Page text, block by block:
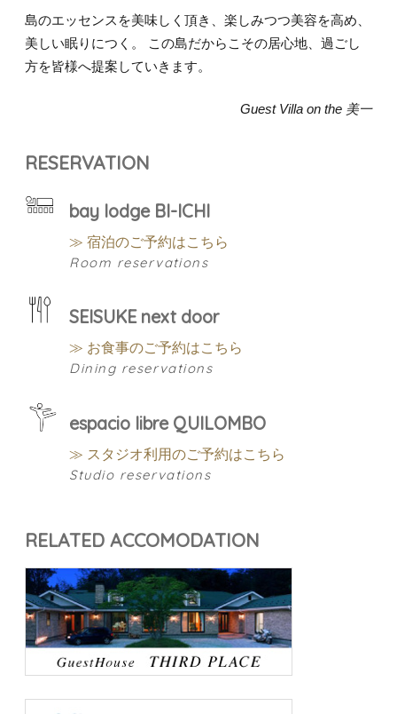
島のエッセンスを美味しく頂き、楽しみつつ美容を高め、
美しい眠りにつく。 この島だからこその居心地、過ごし
方を皆様へ提案していきます。
Guest Villa on the 美一
RESERVATION
bay lodge BI-ICHI
≫ 宿泊のご予約はこちら
Room reservations
SEISUKE next door
≫ お食事のご予約はこちら
Dining reservations
espacio libre QUILOMBO
≫ スタジオ利用のご予約はこちら
Studio reservations
RELATED ACCOMODATION